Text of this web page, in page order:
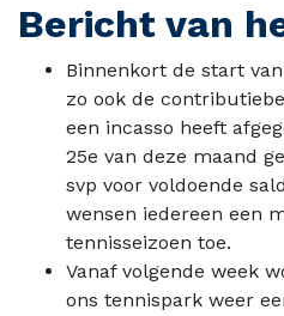
Bericht van
Binnenkort de start
zo ook de
een incasso heeft
25e van deze maand
svp voor voldoende
wensen iedereen een
tennisseizoen toe.
Vanaf volgende week
ons tennispark weer